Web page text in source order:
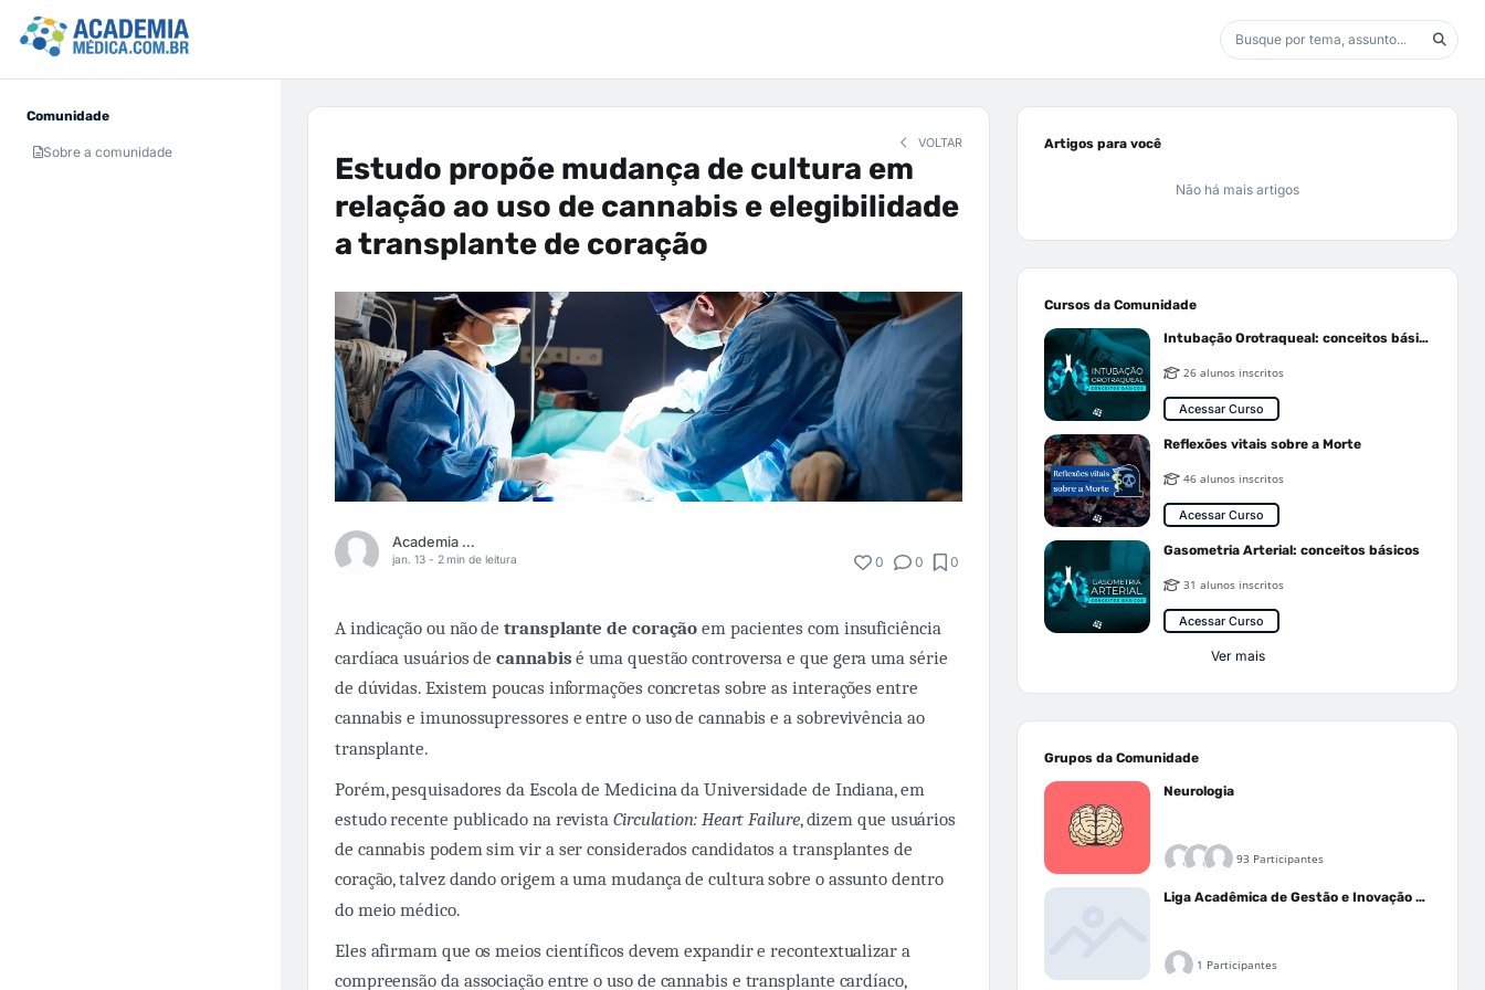
Comunidade
Sobre a comunidade
VOLTAR
Estudo propõe mudança de cultura em
relação ao uso de cannabis e elegibilidade
a transplante de coração
Academia Médica
jan. 13 - 2 min de leitura 0 0 0
A indicação ou não detransplante de coração em pacientes com insuficiência
cardíaca usuários decannabisé uma questão controversa e que gera uma série
de dúvidas. Existem poucas informações concretas sobre as interações entre
cannabis e imunossupressores e entre o uso de cannabis e a sobrevivência ao
transplante.
Porém, pesquisadores da Escola de Medicina da Universidade de Indiana, em
estudo recente publicado na revista Circulation: Heart Failure, dizem que usuários
de cannabis podem sim vir a ser considerados candidatos a transplantes de
coração, talvez dando origem a uma mudança de cultura sobre o assunto dentro
do meio médico.
Eles afirmam que os meios científicos devem expandir e recontextualizar a
compreensão da associação entre o uso de cannabis e transplante cardíaco,
Artigos para você
Não há mais artigos
Cursos da Comunidade
Intubação Orotraqueal: conceitos básicos
26 alunos inscritos
Acessar Curso
Reflexões vitais sobre a Morte
46 alunos inscritos
Acessar Curso
Gasometria Arterial: conceitos básicos
31 alunos inscritos
Acessar Curso
Ver mais
Grupos da Comunidade
Neurologia
93 Participantes
Liga Acadêmica de Gestão e Inovação Médica - LAGIM
1 Participantes